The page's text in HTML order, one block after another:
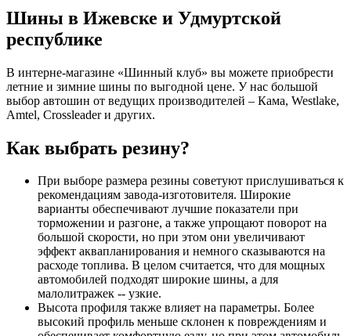
Шины в Ижевске и Удмуртской
республике
В интерне-магазине «Шинный клуб» вы можете приобрести
летние и зимние шины по выгодной цене. У нас большой
выбор автошин от ведущих производителей – Кама, Westlake,
Amtel, Crossleader и других.
Как выбрать резину?
При выборе размера резины советуют прислушиваться к
рекомендациям завода-изготовителя. Широкие
варианты обеспечивают лучшие показатели при
торможении и разгоне, а также упрощают поворот на
большой скорости, но при этом они увеличивают
эффект аквапланирования и немного сказываются на
расходе топлива. В целом считается, что для мощных
автомобилей подходят широкие шины, а для
малолитражек -- узкие.
Высота профиля также влияет на параметры. Более
высокий профиль меньше склонен к повреждениям и